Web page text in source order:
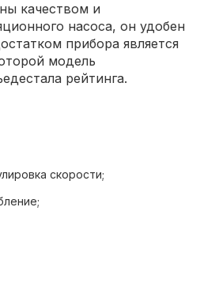
качеством и
насоса, он удобен
прибора является
модель
рейтинга.
скорости;